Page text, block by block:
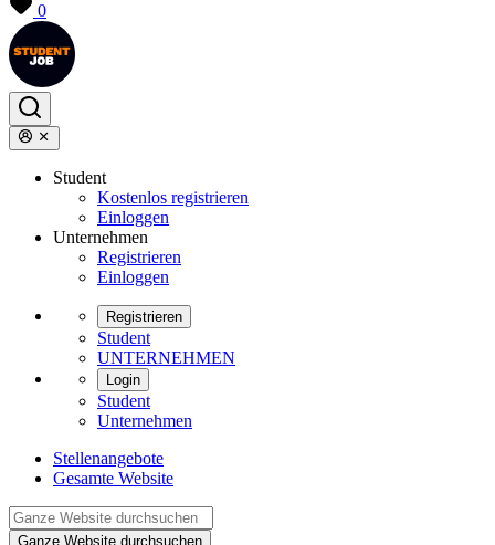
0
Student
Kostenlos registrieren
Einloggen
Unternehmen
Registrieren
Einloggen
Registrieren
Student
UNTERNEHMEN
Login
Student
Unternehmen
Stellenangebote
Gesamte Website